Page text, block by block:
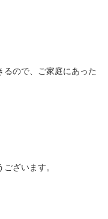
ので、ご家庭にあった
ざいます。